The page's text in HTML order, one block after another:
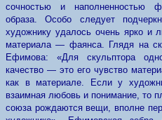
сочностью и наполненностью
образа. Особо следует
художнику удалось очень ярко и
материала — фаянса. Глядя на
Ефимова: «Для скульптора
качество — это его чувство
как в материале. Если у
взаимная любовь и понимание, то
союза рождаются вещи, вполне